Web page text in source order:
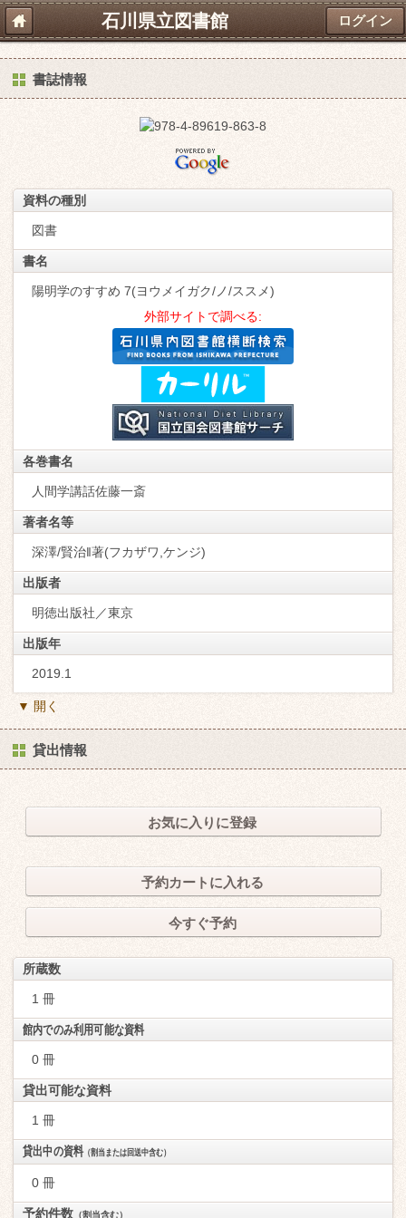
石川県立図書館 ログイン
書誌情報
資料の種別
図書
書名
陽明学のすすめ 7(ヨウメイガク/ノ/ススメ)
外部サイトで調べる:
各巻書名
人間学講話佐藤一斎
著者名等
深澤/賢治‖著(フカザワ,ケンジ)
出版者
明徳出版社／東京
出版年
2019.1
▼ 開く
貸出情報
お気に入りに登録
予約カートに入れる
今すぐ予約
所蔵数
1 冊
館内でのみ利用可能な資料
0 冊
貸出可能な資料
1 冊
貸出中の資料（割当または回送中含む）
0 冊
予約件数 （割当含む）